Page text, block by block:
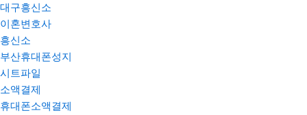
대구흥신소
이혼변호사
흥신소
부산휴대폰성지
시트파일
소액결제
휴대폰소액결제